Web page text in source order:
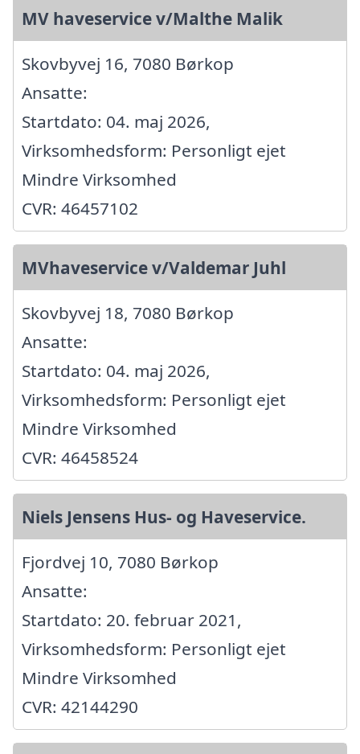
MV haveservice v/Malthe Malik
Skovbyvej 16, 7080 Børkop
Ansatte:
Startdato: 04. maj 2026,
Virksomhedsform: Personligt ejet
Mindre Virksomhed
CVR: 46457102
MVhaveservice v/Valdemar Juhl
Skovbyvej 18, 7080 Børkop
Ansatte:
Startdato: 04. maj 2026,
Virksomhedsform: Personligt ejet
Mindre Virksomhed
CVR: 46458524
Niels Jensens Hus- og Haveservice.
Fjordvej 10, 7080 Børkop
Ansatte:
Startdato: 20. februar 2021,
Virksomhedsform: Personligt ejet
Mindre Virksomhed
CVR: 42144290